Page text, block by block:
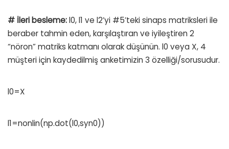
# İleri besleme:l0, l1 ve l2’yi #5’teki sinaps matriksleri ile
beraber tahmin eden, karşılaştıran ve iyileştiren 2
“nöron” matriks katmanı olarak düşünün. l0 veya X, 4
müşteri için kaydedilmiş anketimizin 3 özelliği/sorusudur.
l0=X
l1=nonlin(np.dot(l0,syn0))